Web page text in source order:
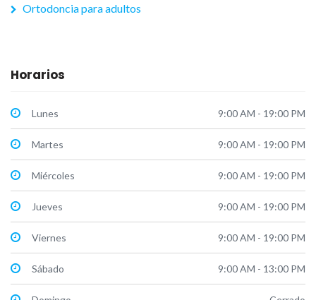
Ortodoncia para adultos
Horarios
Lunes 9:00 AM - 19:00 PM
Martes 9:00 AM - 19:00 PM
Miércoles 9:00 AM - 19:00 PM
Jueves 9:00 AM - 19:00 PM
Viernes 9:00 AM - 19:00 PM
Sábado 9:00 AM - 13:00 PM